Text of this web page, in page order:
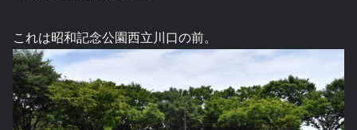
これは昭和記念公園西立川口の前。